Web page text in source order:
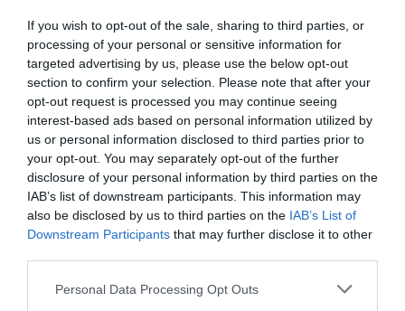
If you wish to opt-out of the sale, sharing to third parties, or
processing of your personal or sensitive information for
targeted advertising by us, please use the below opt-out
section to confirm your selection. Please note that after your
opt-out request is processed you may continue seeing
interest-based ads based on personal information utilized by
us or personal information disclosed to third parties prior to
your opt-out. You may separately opt-out of the further
disclosure of your personal information by third parties on the
IAB’s list of downstream participants. This information may
also be disclosed by us to third parties on the IAB’s List of
Downstream Participants that may further disclose it to other
Please note that this website/app uses one or more Google
Personal Data Processing Opt Outs
Bár Meghan bizonyára kicsit megijedt, hogy
karácsonykor csatlakozik a királyi családhoz, sikerült
megtalálnia a tökéletes ajándékot az uralkodónak .
még úgyis, hogy van egy sajátos szabályuk, amit
nem érdemes megszegni.
A királyi család minden évben összegyűlik karácsony
este a Sandringham birtokon, Erzsébet királynő
vidéki otthonában. A családtagok pedig leosonnak,
hogy elhelyezzék ajándékaikat a piros szalon
asztalain. Aztán pontban 18 órakor kezdődik az